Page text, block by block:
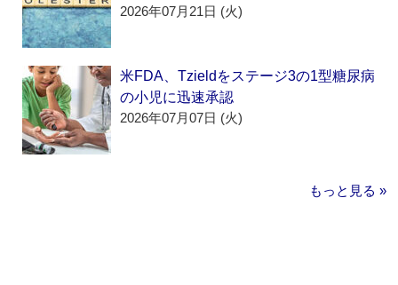
2026年07月21日 (火)
米FDA、Tzieldをステージ3の1型糖尿病
の小児に迅速承認
2026年07月07日 (火)
もっと見る »